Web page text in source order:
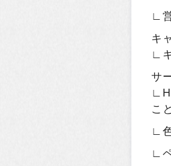
∟
キ
∟
サ
こ
∟
∟